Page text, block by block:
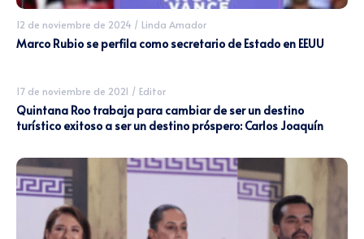
12 de noviembre de 2024 / Linda Amador
Marco Rubio se perfila como secretario de Estado en EEUU
17 de noviembre de 2021 / Editor
Quintana Roo trabaja para cambiar de ser un destino
turístico exitoso a ser un destino próspero: Carlos Joaquín